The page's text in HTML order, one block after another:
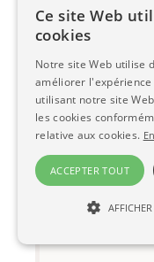
Lampe
PAS DE
Ce site Web
cookies
Notre site Web utilise
améliorer
utilisant notre site
les cookies
relative aux cookies.
ACCEPTER TOUT